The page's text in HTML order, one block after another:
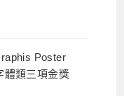
Poster
體類三項金獎